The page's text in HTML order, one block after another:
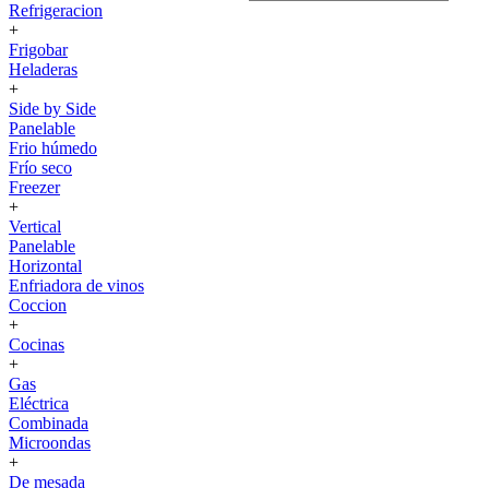
Refrigeracion
+
Frigobar
Heladeras
+
Side by Side
Panelable
Frio húmedo
Frío seco
Freezer
+
Vertical
Panelable
Horizontal
Enfriadora de vinos
Coccion
+
Cocinas
+
Gas
Eléctrica
Combinada
Microondas
+
De mesada